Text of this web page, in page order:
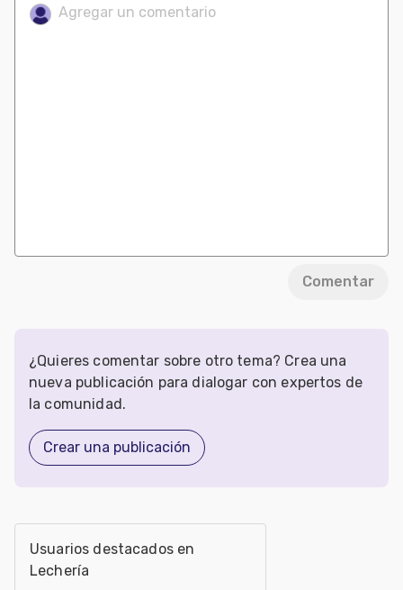
Comentar
¿Quieres comentar sobre otro tema? Crea una
nueva publicación para dialogar con expertos de
la comunidad.
Crear una publicación
Usuarios destacados en
Lechería